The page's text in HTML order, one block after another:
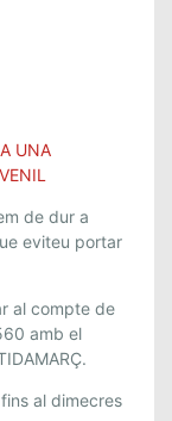
UNA
de dur a
eviteu portar
al compte de
amb el
al dimecres